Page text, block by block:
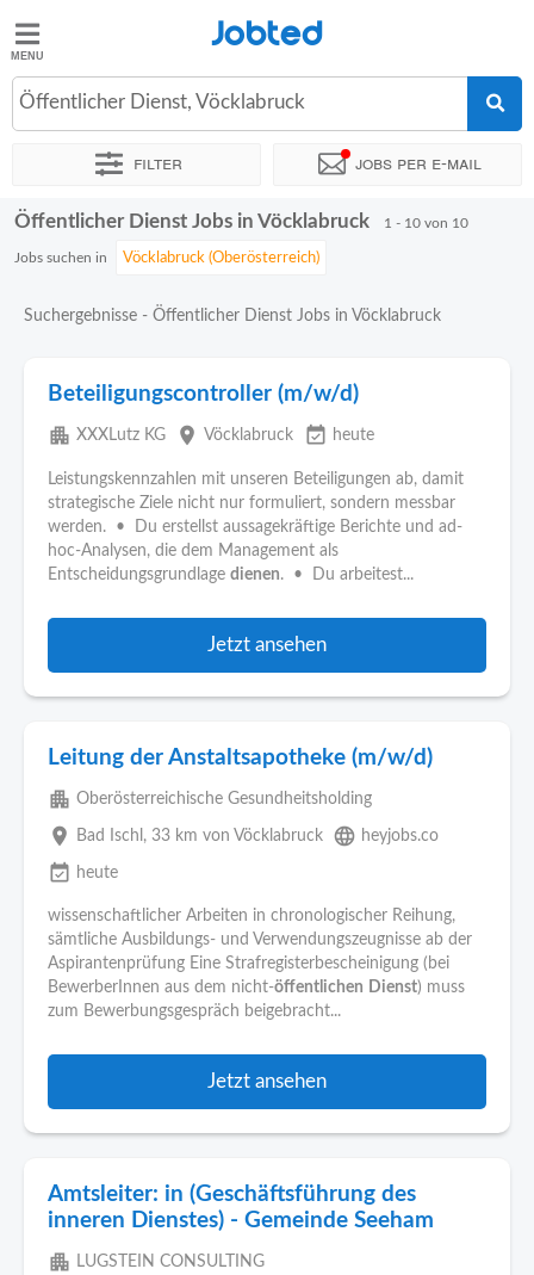
Jobted
Jobs
Jobted
Öffentlicher Dienst, Vöcklabruck
Filter Jobs per e-mail
Sortieren nach Genauer Standort Unternehmen
Öffentlicher Dienst Jobs in Vöcklabruck 1 - 10 von 10
Jobs suchen in
Suchergebnisse - Öffentlicher Dienst Jobs in Vöcklabruck
Beteiligungscontroller (m/w/d)
apartment XXXLutz KG place Vöcklabruck event_available heute
Leistungskennzahlen mit unseren Beteiligungen ab, damit
strategische Ziele nicht nur formuliert, sondern messbar
werden. • Du erstellst aussagekräftige Berichte und ad-
hoc-Analysen, die dem Management als
Entscheidungsgrundlage dienen. • Du arbeitest...
Jetzt ansehen
Leitung der Anstaltsapotheke (m/w/d)
apartment Oberösterreichische Gesundheitsholding
place Bad Ischl , 33 km von Vöcklabruck language heyjobs.co
event_available heute
wissenschaftlicher Arbeiten in chronologischer Reihung,
sämtliche Ausbildungs- und Verwendungszeugnisse ab der
Aspirantenprüfung Eine Strafregisterbescheinigung (bei
BewerberInnen aus dem nicht-öffentlichen Dienst) muss
zum Bewerbungsgespräch beigebracht...
Jetzt ansehen
Amtsleiter: in (Geschäftsführung des
inneren Dienstes) - Gemeinde Seeham
apartment LUGSTEIN CONSULTING